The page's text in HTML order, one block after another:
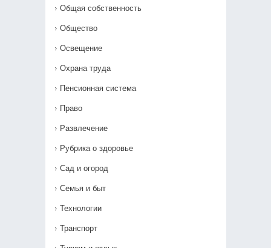
Общая собственность
Общество
Освещение
Охрана труда
Пенсионная система
Право
Развлечение
Рубрика о здоровье
Сад и огород
Семья и быт
Технологии
Транспорт